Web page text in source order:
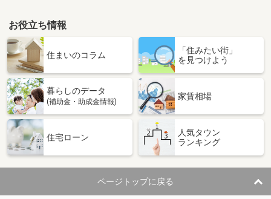
お役立ち情報
住まいのコラム
「住みたい街」
を見つけよう
暮らしのデータ
(補助金・助成金情報)
家賃相場
住宅ローン
人気タウン
ランキング
ページトップに戻る